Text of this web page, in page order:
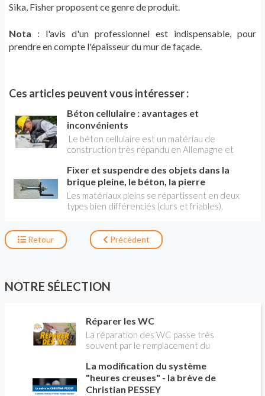
Sika, Fisher proposent ce genre de produit.
Nota : l'avis d'un professionnel est indispensable, pour
prendre en compte l'épaisseur du mur de façade.
Ces articles peuvent vous intéresser :
Béton cellulaire : avantages et
inconvénients
Le béton cellulaire est un matériau de
construction très répandu en Allemagne et
peu utilisé chez nous. Il est connu en France
sous sa marque générique historique : Siporex
(devenu Xella / Ytong ).
Fixer et suspendre des objets dans la
brique pleine, le béton, la pierre
Les matériaux pleins se répartissent en deux
types bien différenciés (durs et friables),
fonction de la charge à supporter.
Retour Précédent
NOTRE SÉLECTION
Réparer les WC
La réparation des WC passe très
souvent par le remplacement du
expliquer
La modification du système
"heures creuses" - la brève de
Christian PESSEY